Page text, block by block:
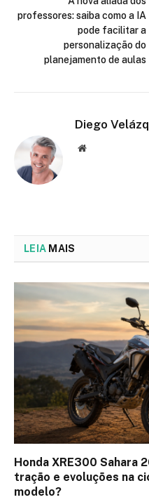
professores: saiba como a IA
pode facilitar a
personalização do
planejamento de aulas
Diego
Website
LEIA MAIS
Honda XRE300 Sahara
tração e evoluções na
modelo?